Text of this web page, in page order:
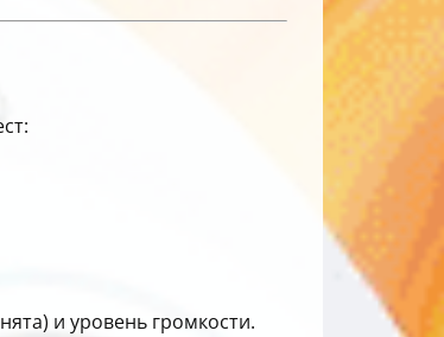
и уровень громкости.